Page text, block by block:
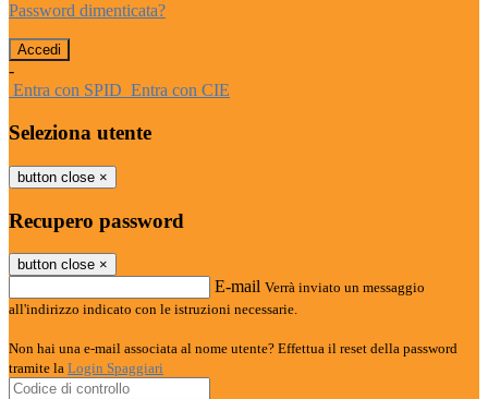
Password dimenticata?
-
Entra con SPID Entra con CIE
Seleziona utente
button close ×
Recupero password
button close ×
E-mail Verrà inviato un messaggio
all'indirizzo indicato con le istruzioni necessarie.
Non hai una e-mail associata al nome utente? Effettua il reset della password
tramite la Login Spaggiari